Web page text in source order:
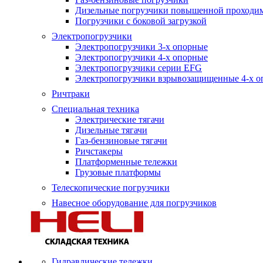
Дизельные погрузчики повышенной
Погрузчики с боковой загрузкой
Электропогрузчики
Электропогрузчики 3-х опорные
Электропогрузчики 4-х опорные
Электропогрузчики серии EFG
Электропогрузчики взрывозащищенные 4-х
Ричтраки
Специальная техника
Электрические тягачи
Дизельные тягачи
Газ-бензиновые тягачи
Ричстакеры
Платформенные тележки
Грузовые платформы
Телескопические погрузчики
Навесное оборудование для погрузчиков